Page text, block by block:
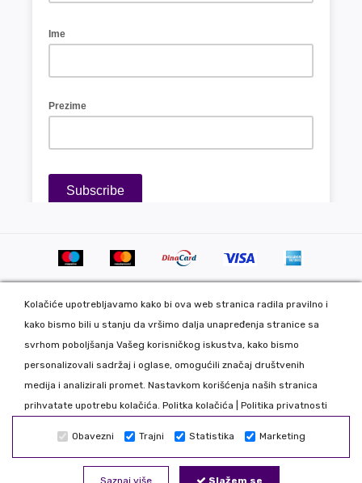
Kolačiće upotrebljavamo kako bi ova web stranica radila pravilno i
kako bismo bili u stanju da vršimo dalja unapređenja stranice sa
svrhom poboljšanja Vašeg korisničkog iskustva, kako bismo
personalizovali sadržaj i oglase, omogućili značaj društvenih
medija i analizirali promet. Nastavkom korišćenja naših stranica
prihvatate upotrebu kolačića. Politka kolačića Politika privatnosti
Obavezni Trajni Statistika Marketing
Saznaj više Slažem se
Copyright 2020 DekorDom Group DOO. All Rights Reserved. Web
development: CMS by Global Webmasters -
Izrada internet prodavniceiSEObywww.wbsdigital.com
isključivo u našoj kompaniji tako da možete biti bezbedni da Vaše